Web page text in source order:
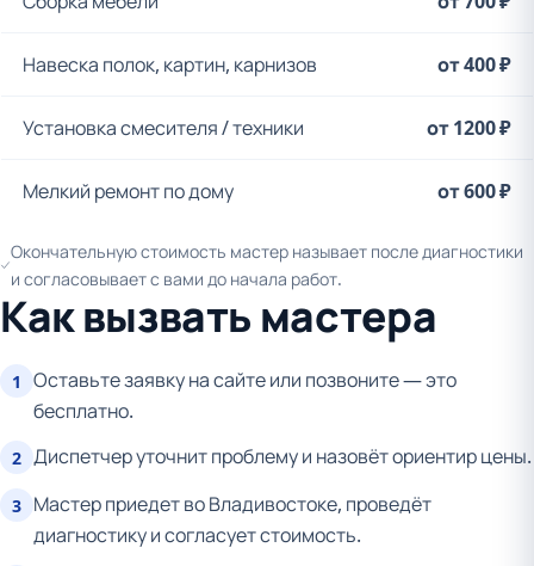
Навеска полок, картин, карнизов от 400 ₽
Установка смесителя / техники от 1200 ₽
Мелкий ремонт по дому от 600 ₽
Окончательную стоимость мастер называет после диагностики
и согласовывает с вами до начала работ.
Как вызвать мастера
1
Оставьте заявку на сайте или позвоните — это
бесплатно.
2 Диспетчер уточнит проблему и назовёт ориентир цены.
3 Мастер приедет во Владивостоке, проведёт
диагностику и согласует стоимость.